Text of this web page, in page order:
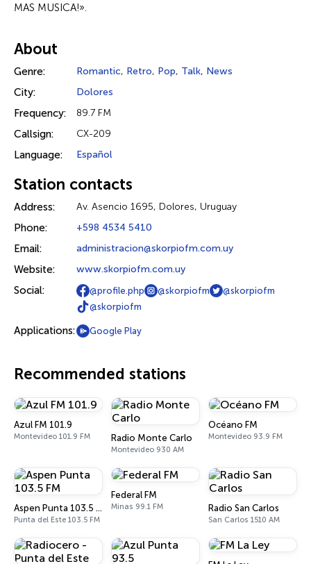
MAS MUSICA!».
About
Genre: Romantic, Retro, Pop, Talk, News
City: Dolores
Frequency: 89.7 FM
Callsign: CX-209
Language: Español
Station contacts
Address: Av. Asencio 1695, Dolores, Uruguay
Phone: +598 4534 5410
Email: administracion@skorpiofm.com.uy
Website: www.skorpiofm.com.uy
Social: @profile.php @skorpiofm
@skorpiofm
@skorpiofm
Applications: Google Play
Recommended stations
Azul FM 101.9
Montevideo 101.9 FM Radio Monte Carlo
Montevideo 930 AM
Océano FM
Montevideo 93.9 FM
Aspen Punta 103.5 FM
Punta del Este 103.5 FM
Federal FM
Minas 99.1 FM Radio San Carlos
San Carlos 1510 AM